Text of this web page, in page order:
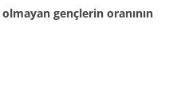
gençlerin oranının